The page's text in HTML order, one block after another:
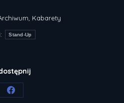
, Kabarety
Stand-Up
Share